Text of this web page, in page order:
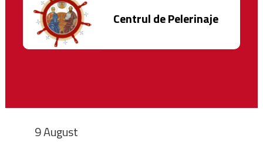
Centrul de Pelerinaje
9 August